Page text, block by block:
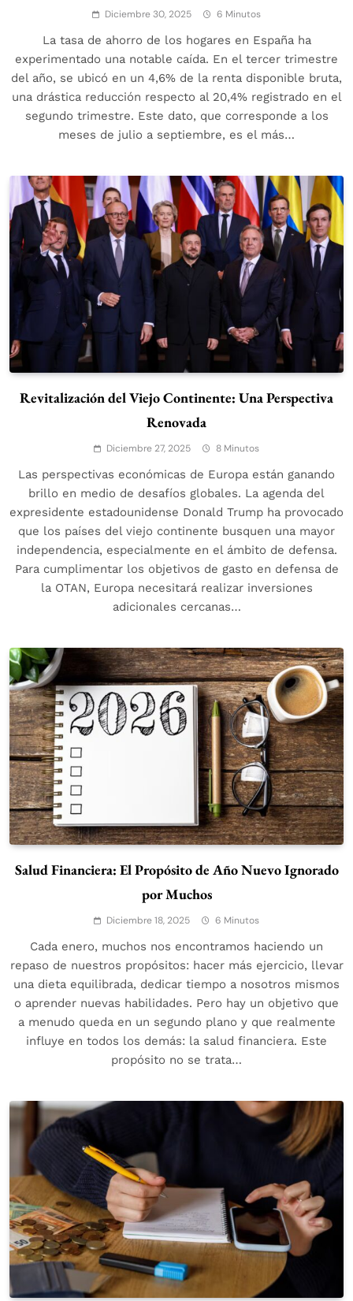
Diciembre 30, 2025 6 Minutos
La tasa de ahorro de los hogares en España ha
experimentado una notable caída. En el tercer trimestre
del año, se ubicó en un 4,6% de la renta disponible bruta,
una drástica reducción respecto al 20,4% registrado en el
segundo trimestre. Este dato, que corresponde a los
meses de julio a septiembre, es el más…
Revitalización del Viejo Continente: Una Perspectiva
Renovada
Diciembre 27, 2025 8 Minutos
Las perspectivas económicas de Europa están ganando
brillo en medio de desafíos globales. La agenda del
expresidente estadounidense Donald Trump ha provocado
que los países del viejo continente busquen una mayor
independencia, especialmente en el ámbito de defensa.
Para cumplimentar los objetivos de gasto en defensa de
la OTAN, Europa necesitará realizar inversiones
adicionales cercanas…
Salud Financiera: El Propósito de Año Nuevo Ignorado
por Muchos
Diciembre 18, 2025 6 Minutos
Cada enero, muchos nos encontramos haciendo un
repaso de nuestros propósitos: hacer más ejercicio, llevar
una dieta equilibrada, dedicar tiempo a nosotros mismos
o aprender nuevas habilidades. Pero hay un objetivo que
a menudo queda en un segundo plano y que realmente
influye en todos los demás: la salud financiera. Este
propósito no se trata…